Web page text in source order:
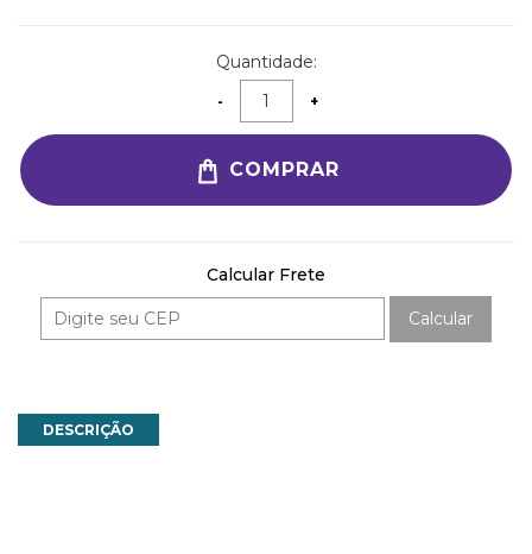
Quantidade:
COMPRAR
Calcular Frete
Calcular
DESCRIÇÃO